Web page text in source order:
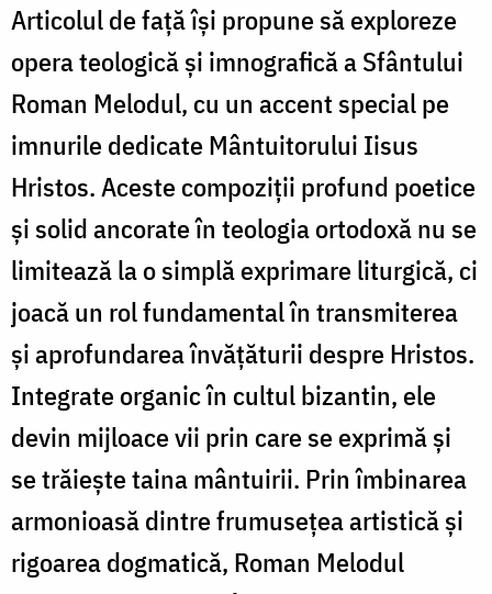
Articolul de față își propune să exploreze
opera teologică și imnografică a Sfântului
Roman Melodul, cu un accent special pe
imnurile dedicate Mântuitorului Iisus
Hristos. Aceste compoziții profund poetice
și solid ancorate în teologia ortodoxă nu se
limitează la o simplă exprimare liturgică, ci
joacă un rol fundamental în transmiterea
și aprofundarea învățăturii despre Hristos.
Integrate organic în cultul bizantin, ele
devin mijloace vii prin care se exprimă și
se trăiește taina mântuirii. Prin îmbinarea
armonioasă dintre frumusețea artistică și
rigoarea dogmatică, Roman Melodul